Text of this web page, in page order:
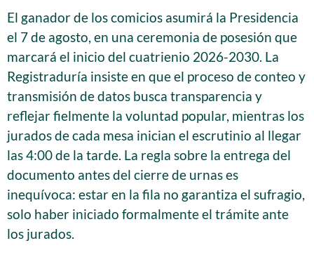
El ganador de los comicios asumirá la Presidencia
el 7 de agosto, en una ceremonia de posesión que
marcará el inicio del cuatrienio 2026-2030. La
Registraduría insiste en que el proceso de conteo y
transmisión de datos busca transparencia y
reflejar fielmente la voluntad popular, mientras los
jurados de cada mesa inician el escrutinio al llegar
las 4:00 de la tarde. La regla sobre la entrega del
documento antes del cierre de urnas es
inequívoca: estar en la fila no garantiza el sufragio,
solo haber iniciado formalmente el trámite ante
los jurados.